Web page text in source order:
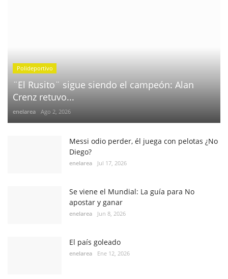
Polideportivo
¨El Rusito¨ sigue siendo el campeón: Alan
Crenz retuvo...
enelarea Ago 2, 2026
Messi odio perder, él juega con pelotas ¿No
Diego?
enelarea Jul 17, 2026
Se viene el Mundial: La guía para No
apostar y ganar
enelarea Jun 8, 2026
El país goleado
enelarea Ene 12, 2026